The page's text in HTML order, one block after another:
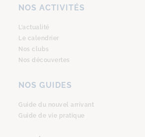
NOS ACTIVITÉS
L’actualité
Le calendrier
Nos clubs
Nos découvertes
NOS GUIDES
Guide du nouvel arrivant
Guide de vie pratique